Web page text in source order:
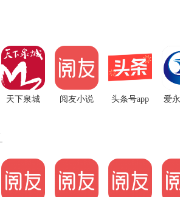
天下泉城 阅友小说 头条号app 爱